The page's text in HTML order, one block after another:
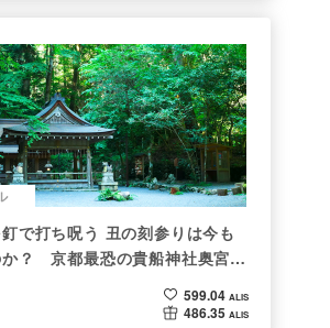
で打ち呪う 丑の刻参りは今も
？ 京都最恐の貴船神社奥宮を
599.04 ALIS
486.35 ALIS